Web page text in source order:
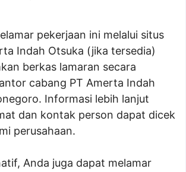
pekerjaan ini melalui situs
Indah Otsuka (jika tersedia)
berkas lamaran secara
cabang PT Amerta Indah
Informasi lebih lanjut
dan kontak person dapat dicek
perusahaan.
Anda juga dapat melamar